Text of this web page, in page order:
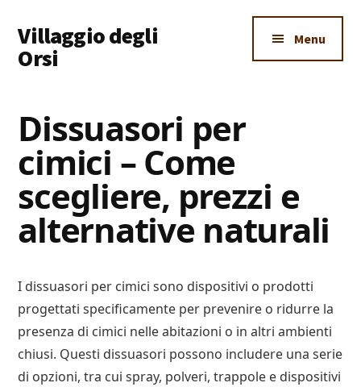
main
content
primary
sidebar
footer
menu
Villaggio degli
Orsi
Dove
Imparare
Tutto
Menu
Dissuasori per
cimici – Come
scegliere, prezzi e
alternative naturali
I dissuasori per cimici sono dispositivi o prodotti
progettati specificamente per prevenire o ridurre la
presenza di cimici nelle abitazioni o in altri ambienti
chiusi. Questi dissuasori possono includere una serie
di opzioni, tra cui spray, polveri, trappole e dispositivi